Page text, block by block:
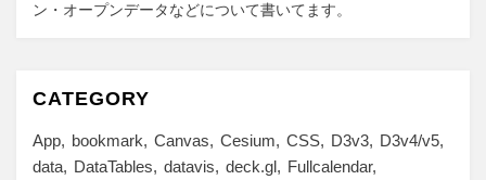
ン・オープンデータなどについて書いてます。
CATEGORY
App bookmark Canvas Cesium CSS D3v3
D3v4/v5
data
DataTables datavis deck.gl
Fullcalendar